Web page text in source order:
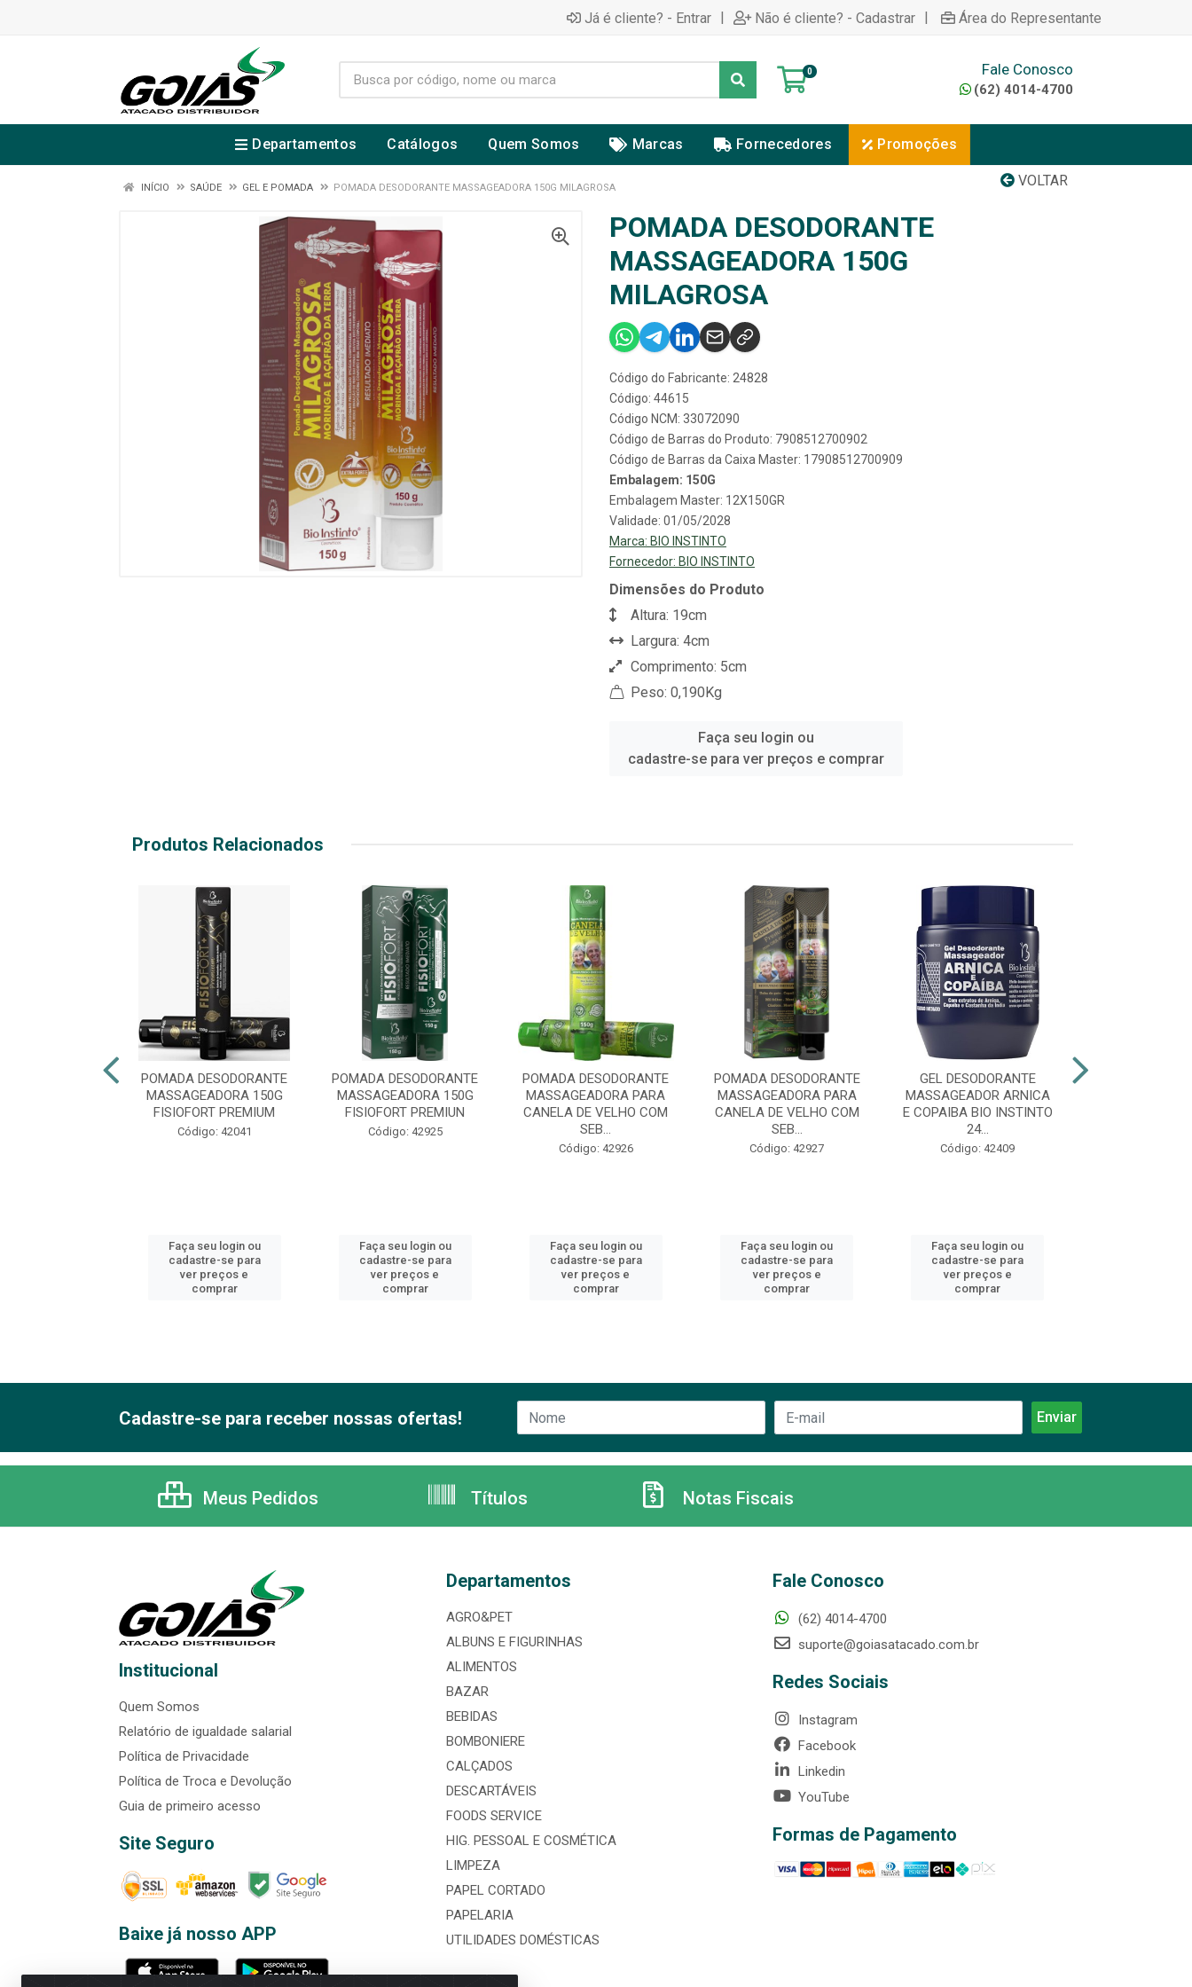
Já é cliente? - Entrar | Não é cliente? - Cadastrar | Área do Representante
0 Fale Conosco
(62) 4014-4700
Departamentos Catálogos Quem Somos Marcas Fornecedores Promoções
VOLTAR
INÍCIO SAÚDE GEL E POMADA POMADA DESODORANTE MASSAGEADORA 150G MILAGROSA
POMADA DESODORANTE
MASSAGEADORA 150G
MILAGROSA
Código do Fabricante: 24828
Código: 44615
Código NCM: 33072090
Código de Barras do Produto: 7908512700902
Código de Barras da Caixa Master: 17908512700909
Embalagem: 150G
Embalagem Master: 12X150GR
Validade: 01/05/2028
Marca: BIO INSTINTO
Fornecedor: BIO INSTINTO
Dimensões do Produto
Altura: 19cm
Largura: 4cm
Comprimento: 5cm
Peso: 0,190Kg
Faça seu login ou
cadastre-se para ver preços e comprar
Produtos Relacionados
POMADA DESODORANTE
MASSAGEADORA 150G
FISIOFORT PREMIUM
Código: 42041
Faça seu login ou
cadastre-se para
ver preços e
comprar
POMADA DESODORANTE
MASSAGEADORA 150G
FISIOFORT PREMIUN
Código: 42925
Faça seu login ou
cadastre-se para
ver preços e
comprar
POMADA DESODORANTE
MASSAGEADORA PARA
CANELA DE VELHO COM
SEB...
Código: 42926
Faça seu login ou
cadastre-se para
ver preços e
comprar
POMADA DESODORANTE
MASSAGEADORA PARA
CANELA DE VELHO COM
SEB...
Código: 42927
Faça seu login ou
cadastre-se para
ver preços e
comprar
GEL DESODORANTE
MASSAGEADOR ARNICA
E COPAIBA BIO INSTINTO
24...
Código: 42409
Faça seu login ou
cadastre-se para
ver preços e
comprar
Cadastre-se para receber nossas ofertas!
Meus Pedidos Títulos Notas Fiscais
Institucional
Quem Somos
Relatório de igualdade salarial
Política de Privacidade
Política de Troca e Devolução
Guia de primeiro acesso
Site Seguro
Baixe já nosso APP
Departamentos
AGRO&PET
ALBUNS E FIGURINHAS
ALIMENTOS
BAZAR
BEBIDAS
BOMBONIERE
CALÇADOS
DESCARTÁVEIS
FOODS SERVICE
HIG. PESSOAL E COSMÉTICA
LIMPEZA
PAPEL CORTADO
PAPELARIA
UTILIDADES DOMÉSTICAS
Fale Conosco
(62) 4014-4700
suporte@goiasatacado.com.br
Redes Sociais
Instagram
Facebook
Linkedin
YouTube
Formas de Pagamento